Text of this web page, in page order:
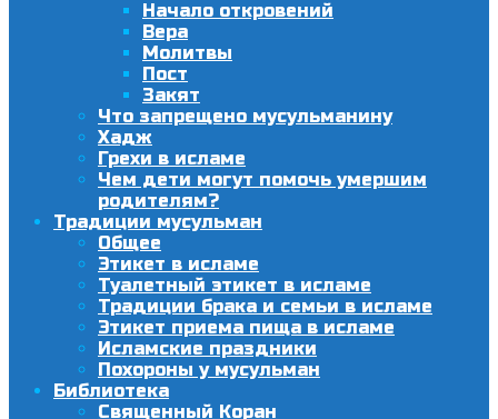
Начало откровений
Вера
Молитвы
Пост
Закят
Что запрещено мусульманину
Хадж
Грехи в исламе
Чем дети могут помочь умершим
родителям?
Традиции мусульман
Общее
Этикет в исламе
Туалетный этикет в исламе
Традиции брака и семьи в исламе
Этикет приема пища в исламе
Исламские праздники
Похороны у мусульман
Библиотека
Священный Коран